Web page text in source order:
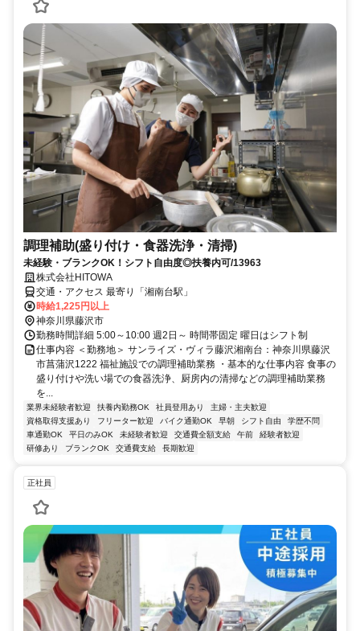
調理補助(盛り付け・食器洗浄・清掃)
未経験・ブランクOK！シフト自由度◎扶養内可/13963
株式会社HITOWA
交通・アクセス 最寄り「湘南台駅」
時給1,225円以上
神奈川県藤沢市
勤務時間詳細 5:00～10:00 週2日～ 時間帯固定 曜日はシフト制
仕事内容 ＜勤務地＞ サンライズ・ヴィラ藤沢湘南台：神奈川県藤沢
市菖蒲沢1222 福祉施設での調理補助業務 ・基本的な仕事内容 食事の
盛り付けや洗い場での食器洗浄、厨房内の清掃などの調理補助業務
を...
業界未経験者歓迎 扶養内勤務OK 社員登用あり
主婦・主夫歓迎
資格取得支援あり
フリーター歓迎 バイク通勤OK 早朝 シフト自由
学歴不問
車通勤OK
平日のみOK 未経験者歓迎 交通費全額支給 午前
経験者歓迎
研修あり
ブランクOK 交通費支給 長期歓迎
正社員